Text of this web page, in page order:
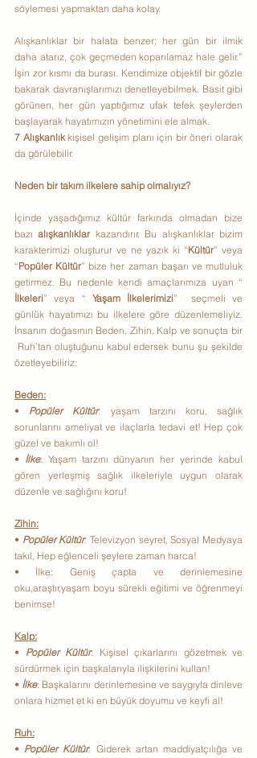
söylemesi yapmaktan daha kolay.
Alışkanlıklar bir halata benzer; her gün bir ilmik
daha atarız, çok geçmeden koparılamaz hale gelir.”
İşin zor kısmı da burası. Kendimize objektif bir gözle
bakarak davranışlarımızı denetleyebilmek. Basit gibi
görünen, her gün yaptığımız ufak tefek şeylerden
başlayarak hayatımızın yönetimini ele almak.
7 Alışkanlık kişisel gelişim planı için bir öneri olarak
da görülebilir.
Neden bir takım ilkelere sahip olmalıyız?
İçinde yaşadığımız kültür farkında olmadan bize
bazı alışkanlıklar kazandırır. Bu alışkanlıklar bizim
karakterimizi oluşturur ve ne yazık ki “Kültür” veya
“Popüler Kültür” bize her zaman başarı ve mutluluk
İlkeleri” veya “ Yaşam İlkelerimizi”  seçmeli ve
günlük hayatımızı bu ilkelere göre düzenlemeliyiz.
İnsanın doğasının Beden, Zihin, Kalp ve sonuçta bir
Ruh’tan oluştuğunu kabul edersek bunu şu şekilde
özetleyebiliriz:
Beden:
• Popüler Kültür: yaşam tarzını koru, sağlık
sorunlarını ameliyat ve ilaçlarla tedavi et! Hep çok
güzel ve bakımlı ol!
• İlke: Yaşam tarzını dünyanın her yerinde kabul
gören yerleşmiş sağlık ilkeleriyle uygun olarak
düzenle ve sağlığını koru!
Zihin:
• Popüler Kültür: Televizyon seyret, Sosyal Medyaya
takıl, Hep eğlenceli şeylere zaman harca!
• İlke: Geniş çapta ve derinlemesine
oku,araştır,yaşam boyu sürekli eğitimi ve öğrenmeyi
benimse!
Kalp:
• Popüler Kültür: Kişisel çıkarlarını gözetmek ve
sürdürmek için başkalarıyla ilişkilerini kullan!
• İlke: Başkalarını derinlemesine ve saygıyla dinleve
onlara hizmet et ki en büyük doyumu ve keyfi al!
Ruh:
• Popüler Kültür: Giderek artan maddiyatçılığa ve